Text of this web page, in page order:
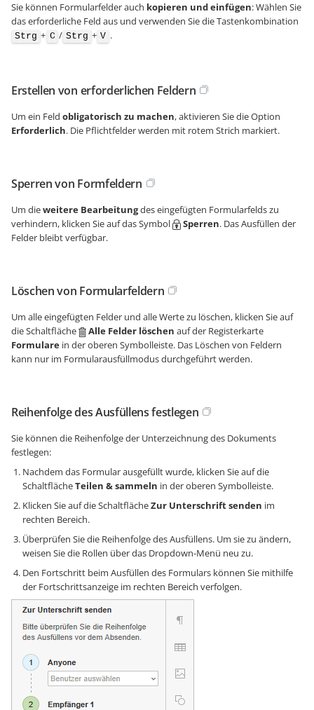
Sie können Formularfelder auch kopieren und einfügen: Wählen Sie
das erforderliche Feld aus und verwenden Sie die Tastenkombination
Strg + C / Strg + V .
Erstellen von erforderlichen Feldern
Um ein Feld obligatorisch zu machen, aktivieren Sie die Option
Erforderlich. Die Pflichtfelder werden mit rotem Strich markiert.
Sperren von Formfeldern
Um dieweitere Bearbeitungdes eingefügten Formularfelds zu
verhindern, klicken Sie auf das Symbol
Sperren. Das Ausfüllen der
Felder bleibt verfügbar.
Löschen von Formularfeldern
Um alle eingefügten Felder und alle Werte zu löschen, klicken Sie auf
die Schaltfläche
Alle Felder löschen auf der Registerkarte
Formulare in der oberen Symbolleiste. Das Löschen von Feldern
kann nur im Formularausfüllmodus durchgeführt werden.
Reihenfolge des Ausfüllens festlegen
Sie können die Reihenfolge der Unterzeichnung des Dokuments
festlegen:
Nachdem das Formular ausgefüllt wurde, klicken Sie auf die
SchaltflächeTeilen & sammeln in der oberen Symbolleiste.
Klicken Sie auf die SchaltflächeZur Unterschrift senden im
rechten Bereich.
Überprüfen Sie die Reihenfolge des Ausfüllens. Um sie zu ändern,
weisen Sie die Rollen über das Dropdown-Menü neu zu.
Den Fortschritt beim Ausfüllen des Formulars können Sie mithilfe
der Fortschrittsanzeige im rechten Bereich verfolgen.